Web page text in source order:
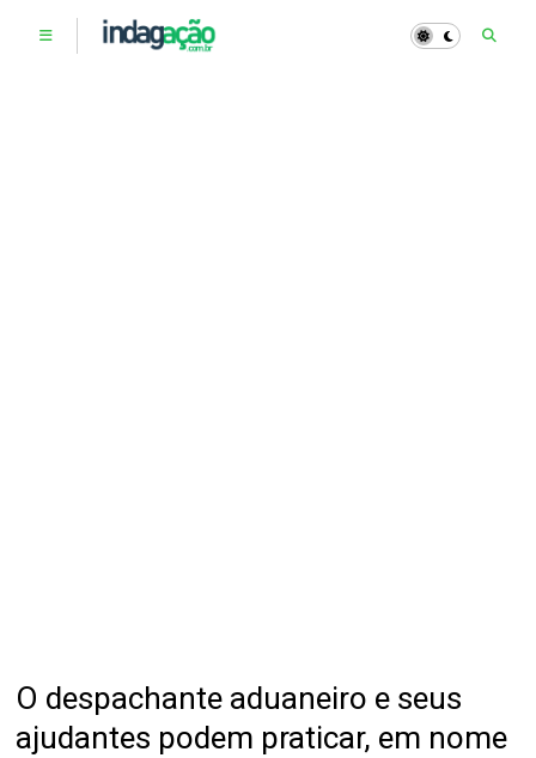
O despachante aduaneiro e seus
ajudantes podem praticar, em nome